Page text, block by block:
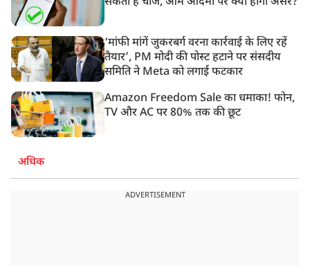
‘मांफी मांगें जुकरबर्ग वरना कार्रवाई के लिए रहें
तैयार’, PM मोदी की पोस्ट हटाने पर संसदीय
समिति ने Meta को लगाई फटकार
Amazon Freedom Sale का धमाका! फोन,
TV और AC पर 80% तक की छूट
अधिक
ADVERTISEMENT